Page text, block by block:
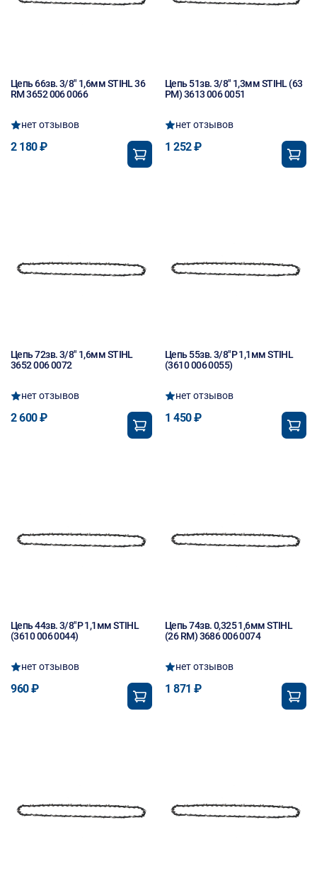
Цепь 66зв. 3/8" 1,6мм STIHL 36
RM 3652 006 0066
нет отзывов
2 180 ₽
Цепь 51зв. 3/8" 1,3мм STIHL (63
РМ) 3613 006 0051
нет отзывов
1 252 ₽
Цепь 72зв. 3/8" 1,6мм STIHL
3652 006 0072
нет отзывов
2 600 ₽
Цепь 55зв. 3/8"Р 1,1мм STIHL
(3610 006 0055)
нет отзывов
1 450 ₽
Цепь 44зв. 3/8"Р 1,1мм STIHL
(3610 006 0044)
нет отзывов
960 ₽
Цепь 74зв. 0,325 1,6мм STIHL
(26 RM) 3686 006 0074
нет отзывов
1 871 ₽